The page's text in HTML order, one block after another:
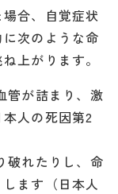
合、自覚症状
次のような命
上がります。
管が詰まり、激
人の死因第2
破れたりし、命
ます（日本人